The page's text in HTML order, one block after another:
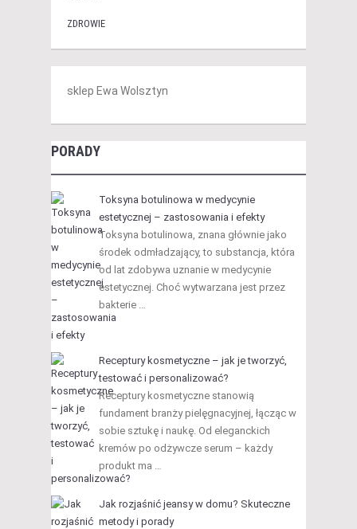
ZDROWIE
sklep Ewa Wolsztyn
PORADY
Toksyna botulinowa w medycynie
estetycznej – zastosowania i efekty
Toksyna botulinowa, znana głównie jako
środek odmładzający, to substancja, która
od lat zdobywa uznanie w medycynie
estetycznej. Choć wytwarzana jest przez
bakterie …
Receptury kosmetyczne – jak je tworzyć,
testować i personalizować?
Receptury kosmetyczne stanowią
fundament branży pielęgnacyjnej, łącząc w
sobie sztukę i naukę. Od eleganckich
kremów po odżywcze serum – każdy
produkt ma …
Jak rozjaśnić jeansy w domu? Skuteczne
metody i porady